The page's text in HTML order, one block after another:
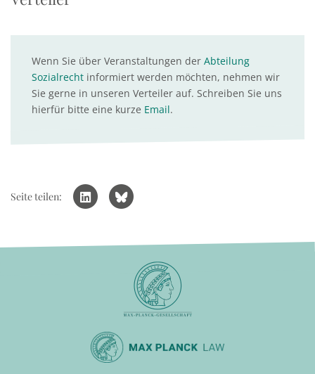
Wenn Sie über Veranstaltungen der Abteilung
Sozialrecht informiert werden möchten, nehmen wir
Sie gerne in unseren Verteiler auf. Schreiben Sie uns
hierfür bitte eine kurze Email.
Seite teilen: